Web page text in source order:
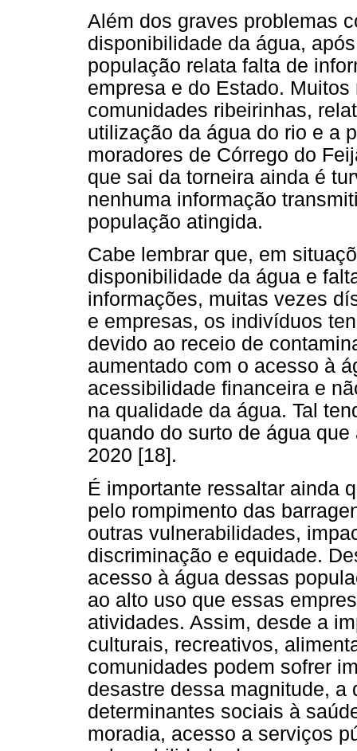
Além dos graves problemas
disponibilidade da água,
população relata falta de
empresa e do Estado.
comunidades ribeirinhas,
utilização da água do rio e a
moradores de Córrego do
que sai da torneira ainda é
nenhuma informação
população atingida.
Cabe lembrar que, em
disponibilidade da água e
informações, muitas vezes
e empresas, os indivíduos
devido ao receio de
aumentado com o acesso à
acessibilidade financeira e
na qualidade da água. Tal
quando do surto de água
2020 [18].
É importante ressaltar ainda
pelo rompimento das
outras vulnerabilidades,
discriminação e equidade.
acesso à água dessas
ao alto uso que essas
atividades. Assim, desde a
culturais, recreativos,
comunidades podem sofrer
desastre dessa magnitude, a
determinantes sociais à
moradia, acesso a serviços